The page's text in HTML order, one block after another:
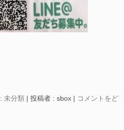
未分類 | 投稿者 : sbox | コメントをど